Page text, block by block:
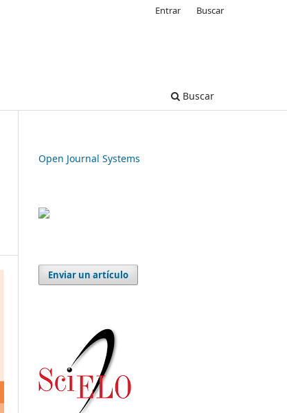
Buscar
Entrar Buscar
Open Journal Systems
Enviar un artículo